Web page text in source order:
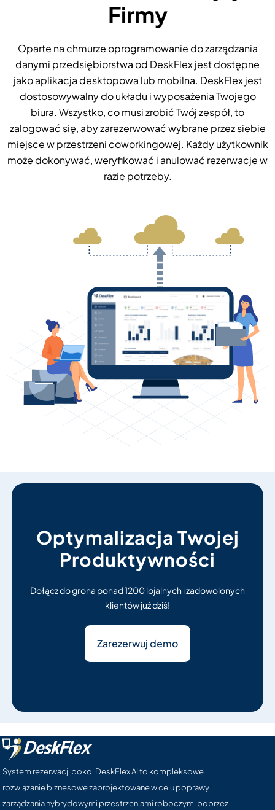
Firmy
Oparte na chmurze oprogramowanie do zarządzania
danymi przedsiębiorstwa od DeskFlex jest dostępne
jako aplikacja desktopowa lub mobilna. DeskFlex jest
dostosowywalny do układu i wyposażenia Twojego
biura. Wszystko, co musi zrobić Twój zespół, to
zalogować się, aby zarezerwować wybrane przez siebie
miejsce w przestrzeni coworkingowej. Każdy użytkownik
może dokonywać, weryfikować i anulować rezerwacje w
razie potrzeby.
Optymalizacja Twojej
Produktywności
Dołącz do grona ponad 1200 lojalnych i zadowolonych
klientów już dziś!
Zarezerwuj demo
System rezerwacji pokoi DeskFlex AI to kompleksowe
rozwiązanie biznesowe zaprojektowane w celu poprawy
zarządzania hybrydowymi przestrzeniami roboczymi poprzez